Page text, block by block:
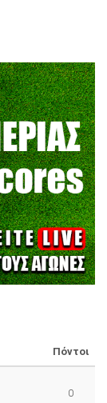
Πόντοι
0